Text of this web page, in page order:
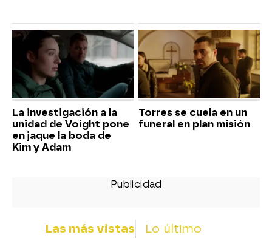
La investigación a la
unidad de Voight pone
en jaque la boda de
Kim y Adam
Torres se cuela en un
funeral en plan misión
Las más vistas Lo último